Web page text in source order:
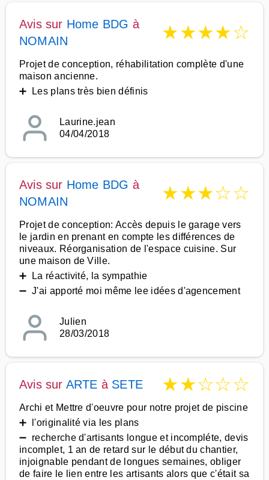
Avis sur Home BDG à
NOMAIN
★★★★☆
Projet de conception, réhabilitation complète d'une
maison ancienne.
➕ Les plans très bien définis
Laurine.jean
04/04/2018
Avis sur Home BDG à
NOMAIN
★★★☆☆
Projet de conception: Accès depuis le garage vers
le jardin en prenant en compte les différences de
niveaux. Réorganisation de l'espace cuisine. Sur
une maison de Ville.
➕ La réactivité, la sympathie
➖ J'ai apporté moi même lee idées d'agencement
Julien
28/03/2018
Avis sur ARTE à SETE ★★☆☆☆
Archi et Mettre d'oeuvre pour notre projet de piscine
➕ l'originalité via les plans
➖ recherche d'artisants longue et incompléte, devis
incomplet, 1 an de retard sur le début du chantier,
injoignable pendant de longues semaines, obliger
de faire le lien entre les artisants alors que c'était sa